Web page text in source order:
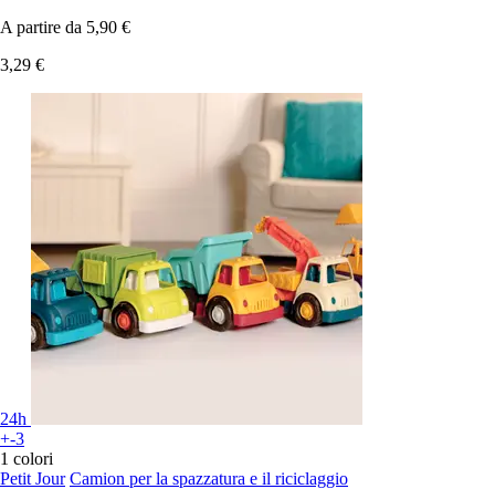
A partire da 5,90 €
3,29 €
24h
+-3
1 colori
Petit Jour Camion per la spazzatura e il riciclaggio